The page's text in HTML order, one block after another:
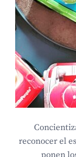
reconocer el
ponen